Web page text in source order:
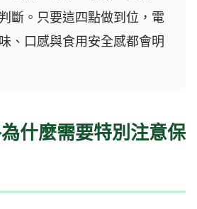
斷。只要這四點做到位，電
、口感與食用安全感都會明
什麼需要特別注意保